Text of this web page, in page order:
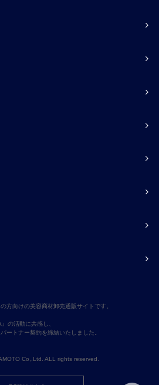
方向けの美容商材卸売通販サイトです。
の活動に共感し、
ートナー契約を締結いたしました。
Co,.Ltd. ALL rights reserved.